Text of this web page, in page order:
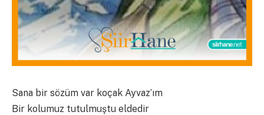
Sana bir sözüm var koçak Ayvaz’ım
Bir kolumuz tutulmuştu eldedir